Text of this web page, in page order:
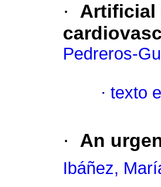
·
Artificial
Pedreros-
· texto
· An
Ibáñez,